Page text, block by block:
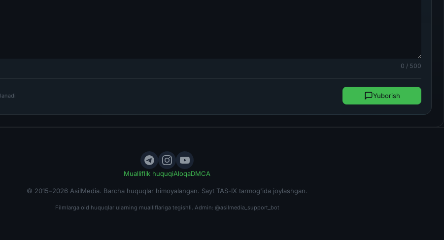
0 / 500
Yuborish
Mualliflik huquqiAloqaDMCA
© 2015–2026 AsilMedia. Barcha huquqlar himoyalangan. Sayt TAS-IX tarmog'ida joylashgan.
Filmlarga oid huquqlar ularning mualliflariga tegishli. Admin: @asilmedia_support_bot